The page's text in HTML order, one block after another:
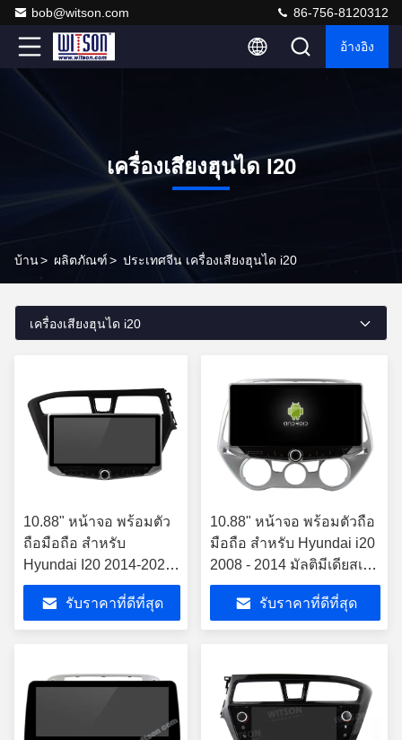
bob@witson.com 86-756-8120312
อ้างอิง
เครื่องเสียงฮุนได I20
บ้าน> ผลิตภัณฑ์> ประเทศจีน เครื่องเสียงฮุนได i20
เครื่องเสียงฮุนได i20
10.88" หน้าจอ พร้อมตัว
ถือมือถือ สําหรับ
Hyundai I20 2014-2022
มัลติมีเดียสเตเรีย
รับราคาที่ดีที่สุด
10.88" หน้าจอ พร้อมตัวถือ
มือถือ สําหรับ Hyundai i20
2008 - 2014 มัลติมีเดียสเต
เรีย
รับราคาที่ดีที่สุด